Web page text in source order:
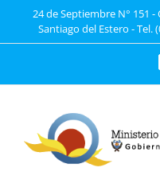
24 de Septiembre N° 151 -
Santiago del Estero - Tel.